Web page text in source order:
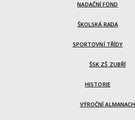
NADAČNÍ FOND
ŠKOLSKÁ RADA
SPORTOVNÍ TŘÍDY
ŠSK ZŠ ZUBŘÍ
HISTORIE
VÝROČNÍ ALMANACH